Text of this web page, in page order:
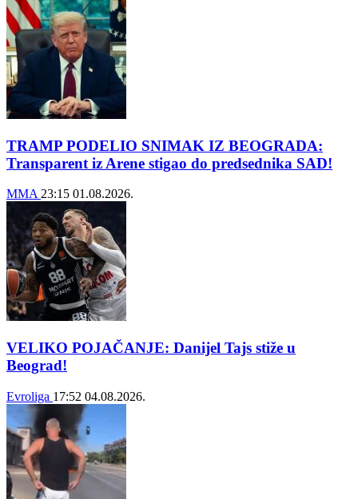
TRAMP PODELIO SNIMAK IZ BEOGRADA:
Transparent iz Arene stigao do predsednika SAD!
MMA23:15 01.08.2026.
VELIKO POJAČANJE: Danijel Tajs stiže u
Beograd!
Evroliga 17:52 04.08.2026.